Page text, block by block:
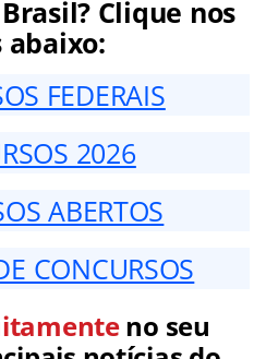
Clique nos
FEDERAIS
2026
ABERTOS
CONCURSOS
no seu